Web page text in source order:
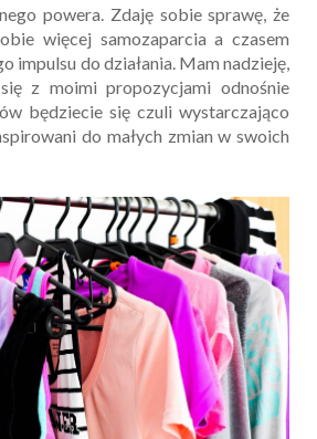
powera. Zdaję sobie sprawę, że
więcej samozaparcia a czasem
impulsu do działania. Mam nadzieję,
z moimi propozycjami odnośnie
będziecie się czuli wystarczająco
do małych zmian w swoich